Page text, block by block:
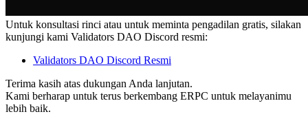
Untuk konsultasi rinci atau untuk meminta pengadilan gratis, silakan
kunjungi kami Validators DAO Discord resmi:
Validators DAO Discord Resmi
Terima kasih atas dukungan Anda lanjutan.
Kami berharap untuk terus berkembang ERPC untuk melayanimu
lebih baik.